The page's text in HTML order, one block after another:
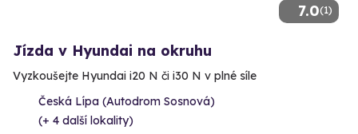
7.0(1)
Jízda v Hyundai na okruhu
Vyzkoušejte Hyundai i20 N či i30 N v plné síle
Česká Lípa (Autodrom Sosnová)
(+ 4 další lokality)